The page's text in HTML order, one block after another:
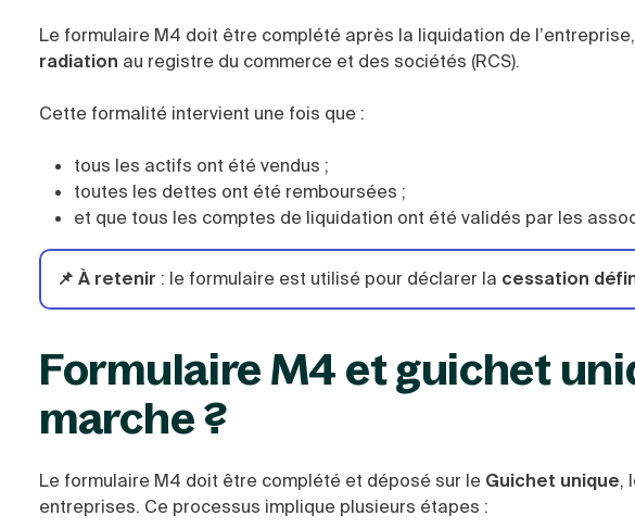
Le formulaire M4 doit être complété après la liquidation de
radiation au registre du commerce et des sociétés (RCS).
Cette formalité intervient une fois que :
tous les actifs ont été vendus ;
toutes les dettes ont été remboursées ;
et que tous les comptes de liquidation ont été validés par les
📌 À retenir : le formulaire est utilisé pour déclarer la cessation
Formulaire M4 et guichet
marche ?
Le formulaire M4 doit être complété et déposé sur le Guichet unique,
entreprises. Ce processus implique plusieurs étapes :